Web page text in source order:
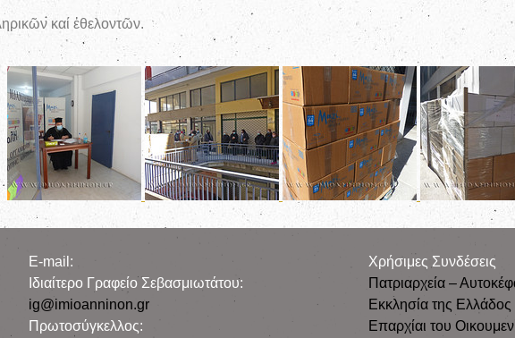
καί ἐθελοντῶν.
E-mail:
Iδιαίτερο Γραφείο Σεβασμιωτάτου:
ig@imioanninon.gr
Πρωτοσύγκελλος:
Χρήσιμες Συνδέσεις
Πατριαρχεία –
Εκκλησία της Ελλάδος
Επαρχίαι του